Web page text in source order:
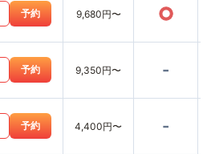
予約 9,680円〜 ○
予約 9,350円〜 -
予約 4,400円〜 -